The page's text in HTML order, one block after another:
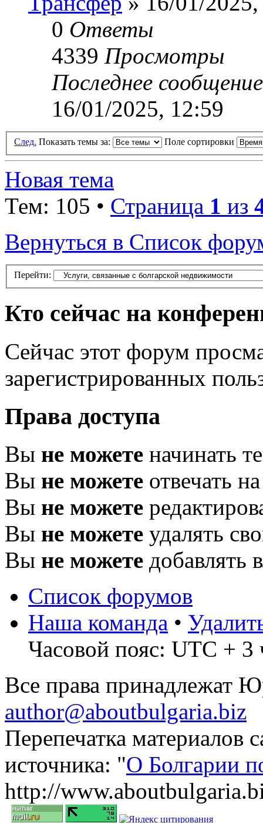
0 Ответы
4339 Просмотры
Последнее
16/01/2025, 12:59
След. Показать темы за: Поле сортировки
Новая тема
Тем: 105 • Страница 1 из
Вернуться в Список
Перейти:
Кто сейчас на
Сейчас этот форум
зарегистрированных
Права доступа
Вы не можете начинать
Вы не можете отвечать
Вы не можете
Вы не можете удалять
Вы не можете добавлять
Список форумов
Наша команда •
Часовой пояс: UTC + 3
Все права принадлежат
author@aboutbulgaria.biz
Перепечатка материалов
источника: "О Болгарии
http://